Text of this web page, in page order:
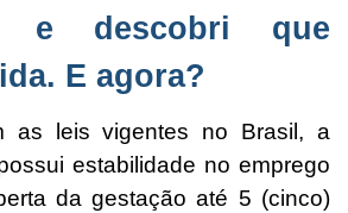
e descobri que
E agora?
as leis vigentes no Brasil, a
estabilidade no emprego
da gestação até 5 (cinco)